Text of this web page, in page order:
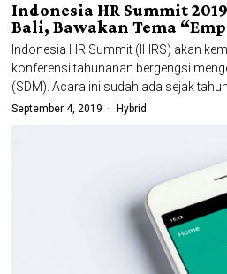
Indonesia HR Summit
Bali, Bawakan Tema
Indonesia HR Summit (IHRS) akan
konferensi tahunanan bergengsi
(SDM). Acara ini sudah ada sejak tahun
September 4, 2019 Hybrid